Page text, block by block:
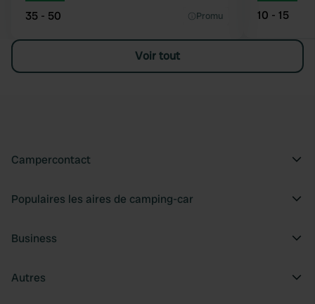
35 - 50 Promu 10 - 15
Voir tout
Campercontact
Populaires les aires de camping-car
Business
Autres